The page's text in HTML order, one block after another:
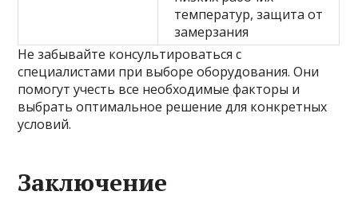
температур, защита от
замерзания
Не забывайте консультироваться с
специалистами при выборе оборудования. Они
помогут учесть все необходимые факторы и
выбрать оптимальное решение для конкретных
условий.
Заключение